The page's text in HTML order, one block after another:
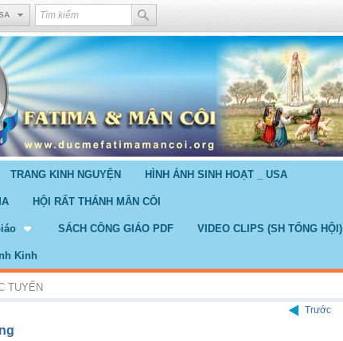
TRANG KINH NGUYỆN HÌNH ẢNH SINH HOẠT _ USA
HỘI RẤT THÁNH MÂN CÔI
SÁCH CÔNG GIÁO PDF VIDEO CLIPS (SH TỔNG HỘI)
Kinh
TUYẾN
Trước